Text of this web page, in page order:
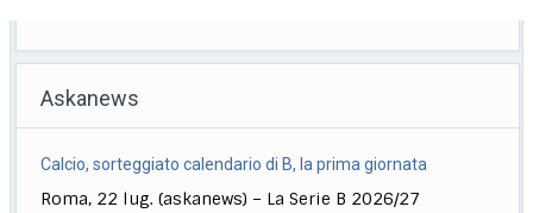
Askanews
Calcio, sorteggiato calendario di B, la prima giornata
Roma, 22 lug. (askanews) – La Serie B 2026/27